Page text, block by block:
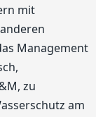
mit
Management
zu
am